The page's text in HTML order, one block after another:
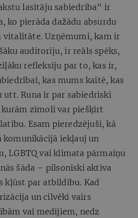
lasītāju sabiedrība” ir
ko pierāda dažādu absurdu
Uzņēmumi, kam ir
auditoriju, ir reāls spēks,
refleksiju par to, kas ir,
kas mums kaitē, kas
utt. Runa ir par sabiedriski
zīmoli var piešķirt
Esam pieredzējuši, kā
iekļauj un
LGBTQ vai klimata pārmaiņu
šāda – pilsoniski aktīva
kļūst par atbildību. Kad
un cilvēki vairs
vai medijiem, nedz